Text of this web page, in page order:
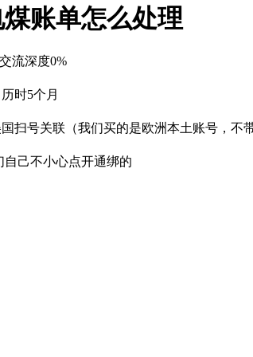
账单怎么处理
流深度0%
时5个月
扫号关联（我们买的是欧洲本土账号，不
己不小心点开通绑的